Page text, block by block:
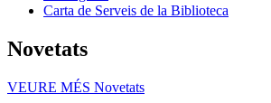
Carta de Serveis de la Biblioteca
Novetats
VEURE MÉS Novetats